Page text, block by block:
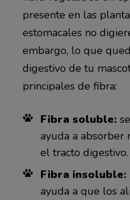
presente en las
estomacales no
embargo, lo que
digestivo de tu
principales de fibra:
Fibra soluble:
ayuda a absorber
el tracto digestivo.
Fibra insoluble:
ayuda a que los